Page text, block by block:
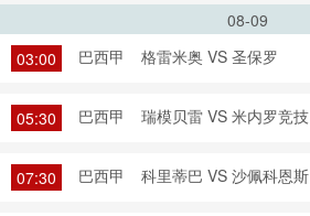
08-09
03:00
巴西甲 格雷米奥 VS 圣保罗
05:30 巴西甲 瑞模贝雷 VS 米内罗竞技
07:30 巴西甲 科里蒂巴 VS 沙佩科恩斯